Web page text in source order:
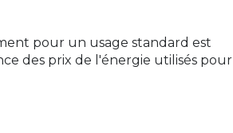
pour un usage standard est
des prix de l'énergie utilisés pour